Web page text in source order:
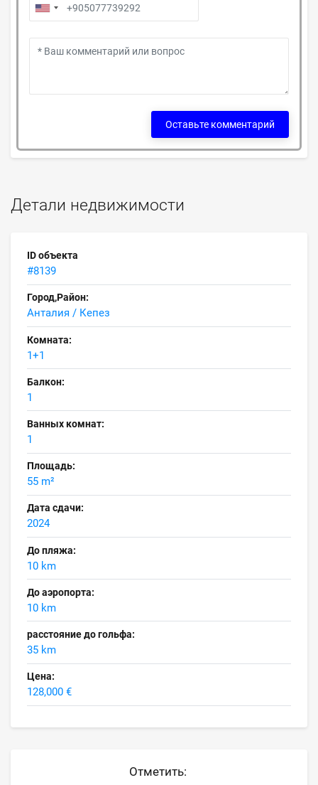
Детали недвижимости
ID объекта
#8139
Город,Район:
Анталия / Кепез
Комната:
1+1
Балкон:
1
Ванных комнат:
1
Площадь:
55 m²
Дата сдачи:
2024
До пляжа:
10 km
До аэропорта:
10 km
расстояние до гольфа:
35 km
Цена:
128,000 €
Отметить:
Оставьте комментарий